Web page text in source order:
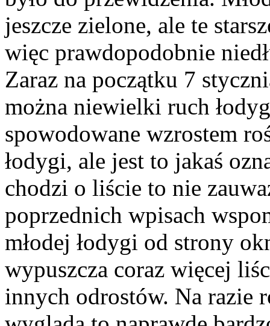
jeszcze zielone, ale te
więc prawdopodobnie
Zaraz na początku 7
można niewielki ruch
spowodowane wzrostem
łodygi, ale jest to jakaś
chodzi o liście to nie
poprzednich wpisach
młodej łodygi od strony
wypuszcza coraz więcej
innych odrostów. Na razie